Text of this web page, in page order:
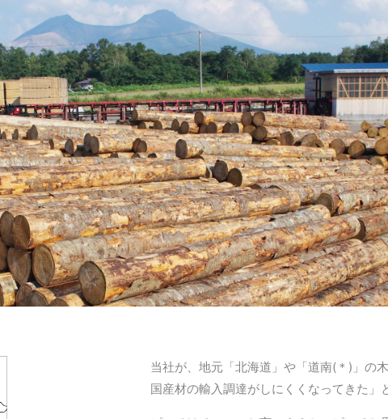
当社が、地元「北海道」や「道南(＊)」の
国産材の輸入調達がしにくくなってきた」